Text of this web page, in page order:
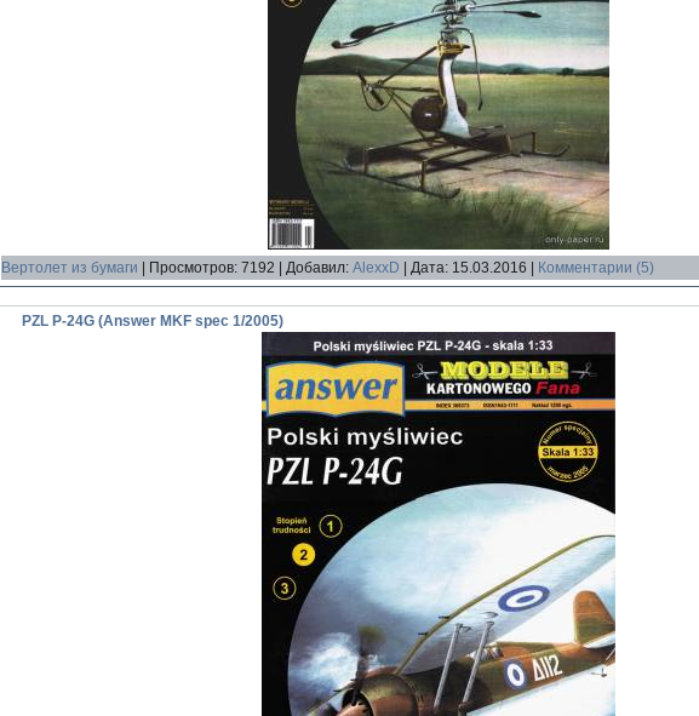
Вертолет из бумаги Просмотров: 7192 Добавил: AlexxD Дата: 15.03.2016 Комментарии (5)
PZL P-24G (Answer MKF spec 1/2005)